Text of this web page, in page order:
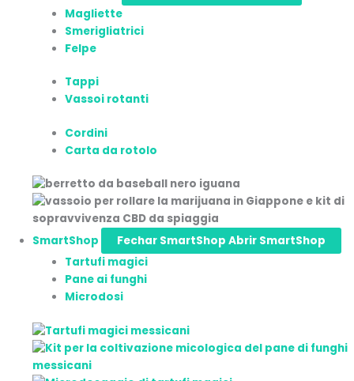
Magliette
Smerigliatrici
Felpe
Tappi
Vassoi rotanti
Cordini
Carta da rotolo
SmartShop Fechar SmartShop Abrir SmartShop
Tartufi magici
Pane ai funghi
Microdosi